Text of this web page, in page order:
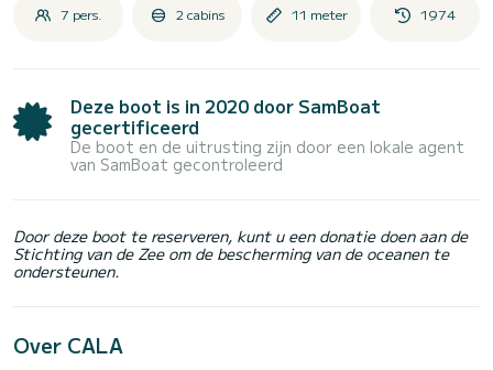
7 pers. 2 cabins 11 meter 1974
Deze boot is in 2020 door SamBoat
gecertificeerd
De boot en de uitrusting zijn door een lokale agent
van SamBoat gecontroleerd
Door deze boot te reserveren, kunt u een donatie doen aan de
Stichting van de Zee om de bescherming van de oceanen te
ondersteunen.
Over CALA